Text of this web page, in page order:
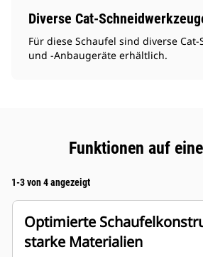
Diverse Cat-
Für diese Schaufel sind diverse
und -Anbaugeräte erhältlich.
Funktionen auf
1-3 von 4 angezeigt
Optimierte
starke Materialien